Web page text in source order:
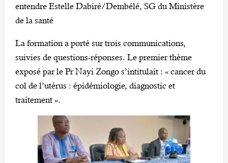
entendre Estelle Dabiré/Dembélé, SG du Ministère
de la santé
La formation a porté sur trois communications,
suivies de questions-réponses. Le premier thème
exposé par le Pr Nayi Zongo s’intitulait : « cancer du
col de l’utérus : épidémiologie, diagnostic et
traitement ».